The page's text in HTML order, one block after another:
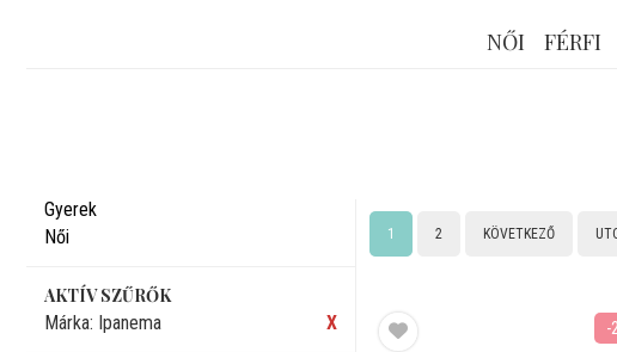
NŐI FÉRFI
Gyerek
Női
AKTÍV SZŰRŐK
Márka: Ipanema
X
1 2 KÖVETKEZŐ
-